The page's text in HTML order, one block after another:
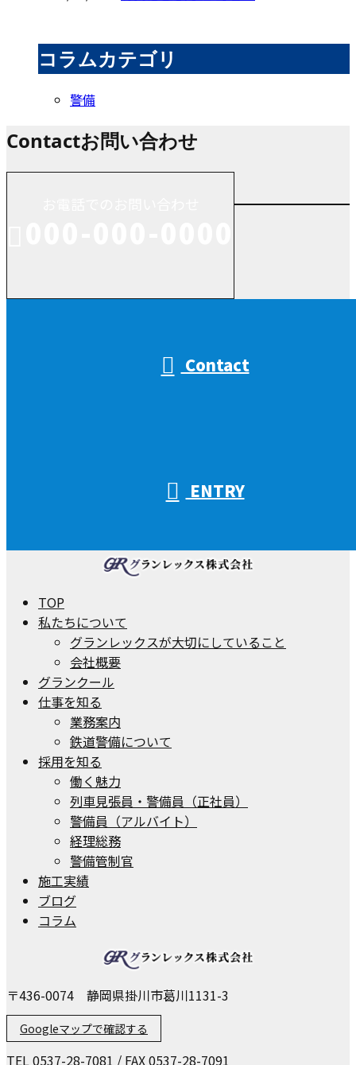
コラムカテゴリ
警備
Contactお問い合わせ
Contact
ENTRY
TOP
私たちについて
グランレックスが大切にしていること
会社概要
グランクール
仕事を知る
業務案内
鉄道警備について
採用を知る
働く魅力
列車見張員・警備員（正社員）
警備員（アルバイト）
経理総務
警備管制官
施工実績
ブログ
コラム
〒436-0074 静岡県掛川市葛川1131-3
Googleマップで確認する
TEL 0537-28-7081 / FAX 0537-28-7091